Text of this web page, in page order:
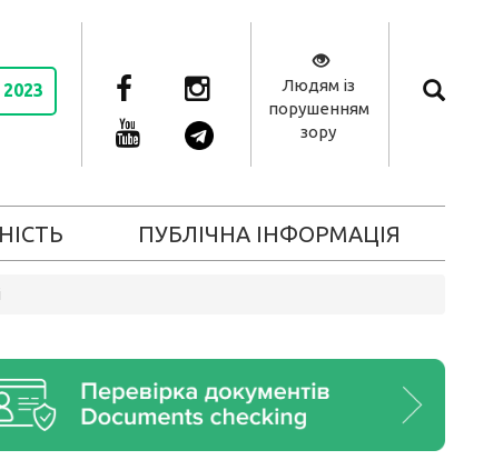
2023
Людям із
порушенням
зору
ПУБЛІЧНА ІНФОРМАЦІЯ